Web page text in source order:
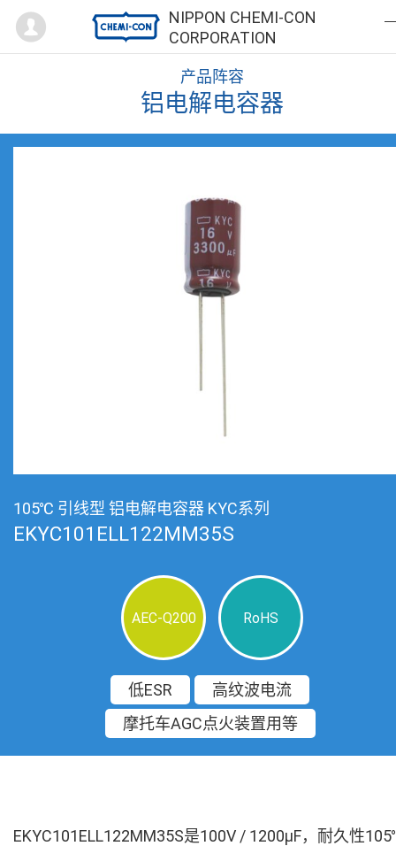
NIPPON CHEMI-CON
CORPORATION
Mypage
产品阵容
铝电解电容器
105℃ 引线型 铝电解电容器 KYC系列
EKYC101ELL122MM35S
AEC-Q200 RoHS
低ESR
高纹波电流
摩托车AGC点火装置用等
EKYC101ELL122MM35S是100V / 1200µF，耐久性